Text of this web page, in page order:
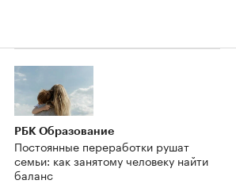
РБК Образование
Постоянные переработки рушат
семьи: как занятому человеку найти
баланс